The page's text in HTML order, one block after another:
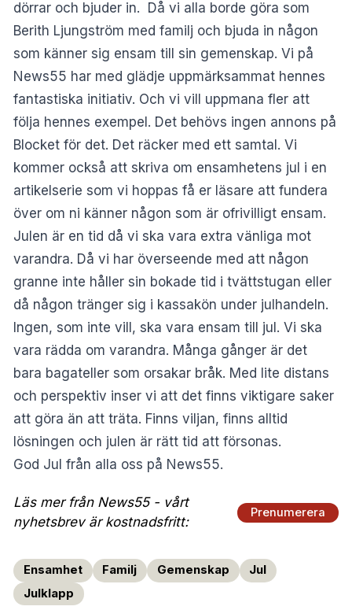
dörrar och bjuder in. Då vi alla borde göra som
Berith Ljungström med familj och bjuda in någon
som känner sig ensam till sin gemenskap. Vi på
News55 har med glädje uppmärksammat hennes
fantastiska initiativ. Och vi vill uppmana fler att
följa hennes exempel. Det behövs ingen annons på
Blocket för det. Det räcker med ett samtal. Vi
kommer också att skriva om ensamhetens jul i en
artikelserie som vi hoppas få er läsare att fundera
över om ni känner någon som är ofrivilligt ensam.
Julen är en tid då vi ska vara extra vänliga mot
varandra. Då vi har överseende med att någon
granne inte håller sin bokade tid i tvättstugan eller
då någon tränger sig i kassakön under julhandeln.
Ingen, som inte vill, ska vara ensam till jul. Vi ska
vara rädda om varandra. Många gånger är det
bara bagateller som orsakar bråk. Med lite distans
och perspektiv inser vi att det finns viktigare saker
att göra än att träta. Finns viljan, finns alltid
lösningen och julen är rätt tid att försonas.
God Jul från alla oss på News55.
Läs mer från News55 - vårt
nyhetsbrev är kostnadsfritt:
Prenumerera
Ensamhet Familj Gemenskap
Jul
Julklapp